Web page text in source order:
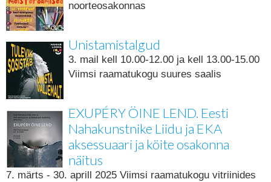
noorteosakonnas
Unistamistalgud
3. mail kell 10.00-12.00 ja kell 13.00-15.00
Viimsi raamatukogu suures saalis
EXUPÉRY ÖINE LEND. Eesti
Nahakunstnike Liidu ja EKA
aksessuaari ja köite osakonna
näitus
7. märts - 30. aprill 2025 Viimsi raamatukogu vitriinides